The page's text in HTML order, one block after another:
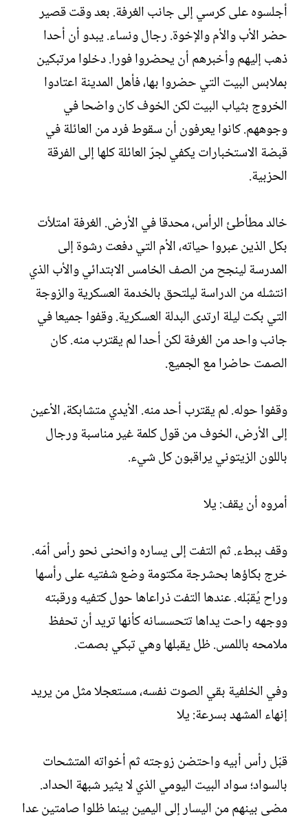
أجلسوه على كرسي إلى جانب الغرفة. بعد وقت قصير
حضر الأب والأم والإخوة. رجال ونساء. يبدو أن أحدا
ذهب إليهم وأخبرهم أن يحضروا فورا. دخلوا مرتبكين
بملابس البيت التي حضروا بها، فأهل المدينة اعتادوا
الخروج بثياب البيت لكن الخوف كان واضحا في
وجوههم. كانوا يعرفون أن سقوط فرد من العائلة في
قبضة الاستخبارات يكفي لجرّ العائلة كلها إلى الفرقة
الحزبية.
خالد مطأطئ الرأس، محدقا في الأرض. الغرفة امتلأت
بكل الذين عبروا حياته، الأم التي دفعت رشوة إلى
المدرسة لينجح من الصف الخامس الابتدائي والأب الذي
انتشله من الدراسة ليلتحق بالخدمة العسكرية والزوجة
التي بكت ليلة ارتدى البدلة العسكرية. وقفوا جميعا في
جانب واحد من الغرفة لكن أحدا لم يقترب منه. كان
الصمت حاضرا مع الجميع.
وقفوا حوله. لم يقترب أحد منه. الأيدي متشابكة، الأعين
إلى الأرض، الخوف من قول كلمة غير مناسبة ورجال
باللون الزيتوني يراقبون كل شيء.
أمروه أن يقف: يلا
وقف ببطء. ثم التفت إلى يساره وانحنى نحو رأس أمّه.
خرج بكاؤها بحشرجة مكتومة وضع شفتيه على رأسها
وراح يُقبّله. عندها التفت ذراعاها حول كتفيه ورقبته
ووجهه راحت يداها تتحسسانه كأنها تريد أن تحفظ
ملامحه باللمس. ظل يقبلها وهي تبكي بصمت.
وفي الخلفية بقي الصوت نفسه، مستعجلا مثل من يريد
إنهاء المشهد بسرعة: يلا
قبّل رأس أبيه واحتضن زوجته ثم أخواته المتشحات
بالسواد؛ سواد البيت اليومي الذي لا يثير شبهة الحداد.
مضى بينهم من اليسار إلى اليمين بينما ظلوا صامتين عدا